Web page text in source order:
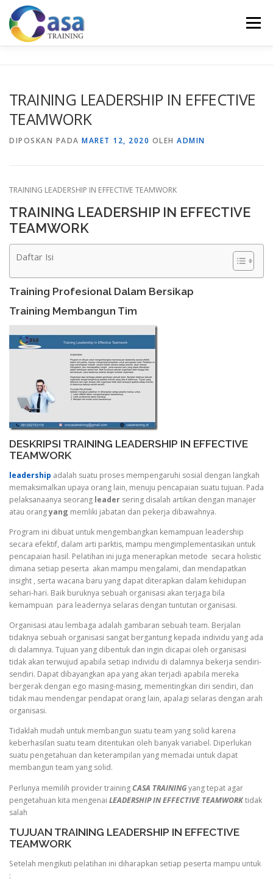
Lompat
konten
Menu
KONTAK KAMI
TRAINING LEADERSHIP IN EFFECTIVE
TEAMWORK
DIPOSKAN PADA MARET 12, 2020 OLEH ADMIN
TRAINING LEADERSHIP IN EFFECTIVE TEAMWORK
TRAINING LEADERSHIP IN EFFECTIVE
TEAMWORK
Daftar Isi
Training Profesional Dalam Bersikap
Training Membangun Tim
DESKRIPSI TRAINING LEADERSHIP IN EFFECTIVE
TEAMWORK
leadership adalah suatu proses mempengaruhi sosial dengan langkah
memaksimalkan upaya orang lain, menuju pencapaian suatu tujuan. Pada
pelaksanaanya seorang leader sering disalah artikan dengan manajer
atau orangyang memliki jabatan dan pekerja dibawahnya.
Program ini dibuat untuk mengembangkan kemampuan leadership
secara efektif, dalam arti parktis, mampu mengimplementasikan untuk
pencapaian hasil. Pelatihan ini juga menerapkan metode secara holistic
dimana setiap peserta akan mampu mengalami, dan mendapatkan
insight , serta wacana baru yang dapat diterapkan dalam kehidupan
sehari-hari. Baik buruknya sebuah organisasi akan terjaga bila
kemampuan para leadernya selaras dengan tuntutan organisasi.
Organisasi atau lembaga adalah gambaran sebuah team. Berjalan
tidaknya sebuah organisasi sangat bergantung kepada individu yang ada
di dalamnya. Tujuan yang dibentuk dan ingin dicapai oleh organisasi
tidak akan terwujud apabila setiap individu di dalamnya bekerja sendiri-
sendiri. Dapat dibayangkan apa yang akan terjadi apabila mereka
bergerak dengan ego masing-masing, mementingkan diri sendiri, dan
tidak mau mendengar pendapat orang lain, apalagi selaras dengan arah
organisasi.
Tidaklah mudah untuk membangun suatu team yang solid karena
keberhasilan suatu team ditentukan oleh banyak variabel. Diperlukan
suatu pengetahuan dan keterampilan yang memadai untuk dapat
membangun team yang solid.
Perlunya memilih provider trainingCASA TRAININGyang tepat agar
pengetahuan kita mengenai LEADERSHIP IN EFFECTIVE TEAMWORKtidak
salah
TUJUAN TRAINING LEADERSHIP IN EFFECTIVE
TEAMWORK
Setelah mengikuti pelatihan ini diharapkan setiap peserta mampu untuk
: